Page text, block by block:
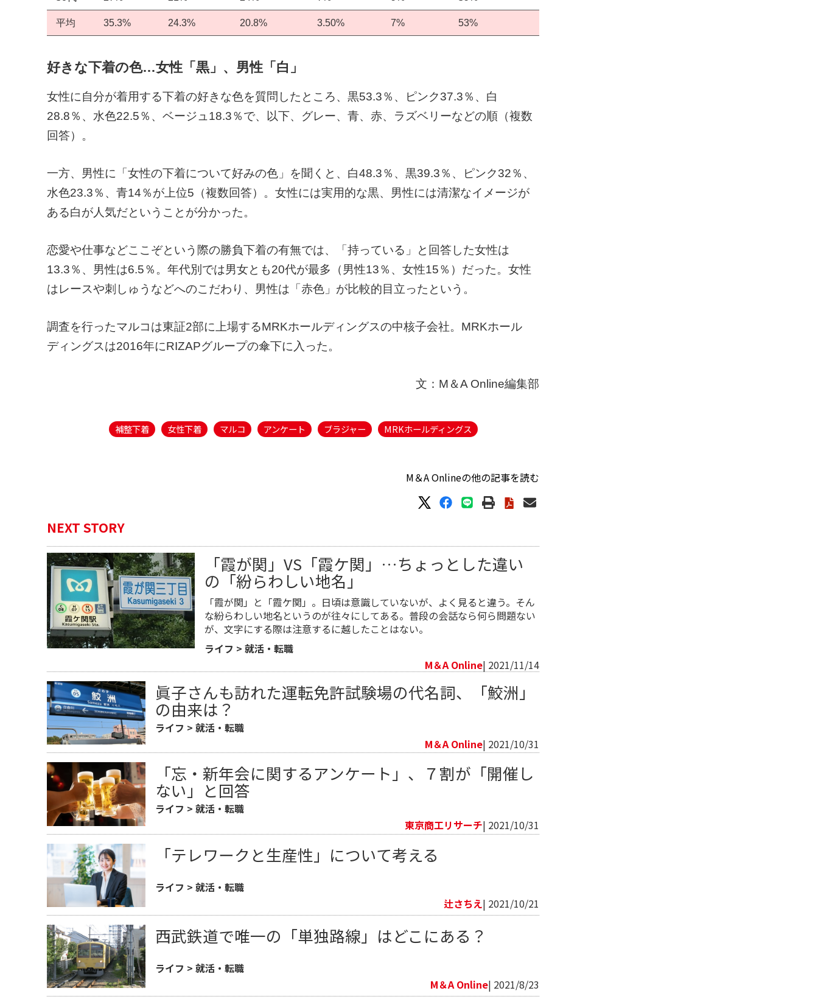
平均 35.3% 24.3% 20.8% 3.50% 7% 53%
好きな下着の色…女性「黒」、男性「白」
女性に自分が着用する下着の好きな色を質問したところ、黒53.3％、ピンク37.3％、白
28.8％、水色22.5％、ベージュ18.3％で、以下、グレー、青、赤、ラズベリーなどの順（複数
回答）。
一方、男性に「女性の下着について好みの色」を聞くと、白48.3％、黒39.3％、ピンク32％、
水色23.3％、青14％が上位5（複数回答）。女性には実用的な黒、男性には清潔なイメージが
ある白が人気だということが分かった。
恋愛や仕事などここぞという際の勝負下着の有無では、「持っている」と回答した女性は
13.3％、男性は6.5％。年代別では男女とも20代が最多（男性13％、女性15％）だった。女性
はレースや刺しゅうなどへのこだわり、男性は「赤色」が比較的目立ったという。
調査を行ったマルコは東証2部に上場するMRKホールディングスの中核子会社。MRKホール
ディングスは2016年にRIZAPグループの傘下に入った。
文：M＆A Online編集部
補整下着 女性下着 マルコ アンケート ブラジャー MRKホールディングス
M＆A Onlineの他の記事を読む
NEXT STORY
「霞が関」VS「霞ケ関」…ちょっとした違い
の「紛らわしい地名」
「霞が関」と「霞ケ関」。日頃は意識していないが、よく見ると違う。そん
な紛らわしい地名というのが往々にしてある。普段の会話なら何ら問題ない
が、文字にする際は注意するに越したことはない。
ライフ > 就活・転職
M＆A Online| 2021/11/14
眞子さんも訪れた運転免許試験場の代名詞、「鮫洲」
の由来は？
ライフ >就活・転職
M＆A Online| 2021/10/31
「忘・新年会に関するアンケート」、７割が「開催し
ない」と回答
ライフ >就活・転職
東京商工リサーチ| 2021/10/31
「テレワークと生産性」について考える
ライフ >就活・転職
辻さちえ| 2021/10/21
西武鉄道で唯一の「単独路線」はどこにある？
ライフ >就活・転職
M＆A Online| 2021/8/23